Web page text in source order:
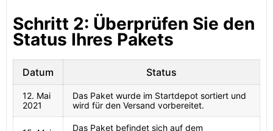
Schritt 2: Überprüfen Sie den
Status Ihres Pakets
Datum Status
12. Mai
2021
Das Paket wurde im Startdepot sortiert und
wird für den Versand vorbereitet.
Das Paket befindet sich auf dem